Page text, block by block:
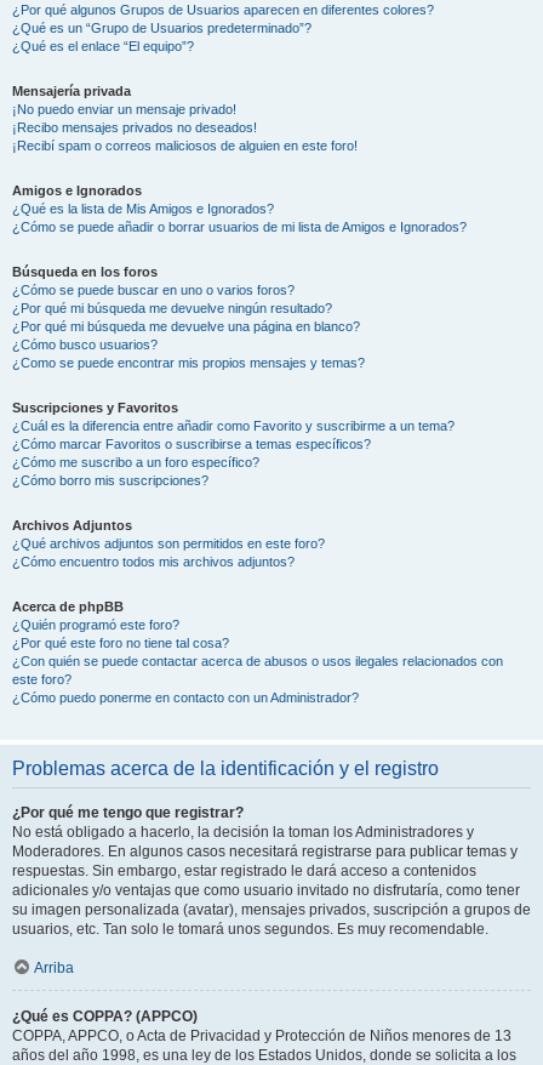
¿Por qué algunos Grupos de Usuarios aparecen en diferentes colores?
¿Qué es un “Grupo de Usuarios predeterminado”?
¿Qué es el enlace “El equipo”?
Mensajería privada
¡No puedo enviar un mensaje privado!
¡Recibo mensajes privados no deseados!
¡Recibí spam o correos maliciosos de alguien en este foro!
Amigos e Ignorados
¿Qué es la lista de Mis Amigos e Ignorados?
¿Cómo se puede añadir o borrar usuarios de mi lista de Amigos e Ignorados?
Búsqueda en los foros
¿Cómo se puede buscar en uno o varios foros?
¿Por qué mi búsqueda me devuelve ningún resultado?
¿Por qué mi búsqueda me devuelve una página en blanco?
¿Cómo busco usuarios?
¿Como se puede encontrar mis propios mensajes y temas?
Suscripciones y Favoritos
¿Cuál es la diferencia entre añadir como Favorito y suscribirme a un tema?
¿Cómo marcar Favoritos o suscribirse a temas específicos?
¿Cómo me suscribo a un foro específico?
¿Cómo borro mis suscripciones?
Archivos Adjuntos
¿Qué archivos adjuntos son permitidos en este foro?
¿Cómo encuentro todos mis archivos adjuntos?
Acerca de phpBB
¿Quién programó este foro?
¿Por qué este foro no tiene tal cosa?
¿Con quién se puede contactar acerca de abusos o usos ilegales relacionados con
este foro?
¿Cómo puedo ponerme en contacto con un Administrador?
Problemas acerca de la identificación y el registro
¿Por qué me tengo que registrar?
No está obligado a hacerlo, la decisión la toman los Administradores y
Moderadores. En algunos casos necesitará registrarse para publicar temas y
respuestas. Sin embargo, estar registrado le dará acceso a contenidos
adicionales y/o ventajas que como usuario invitado no disfrutaría, como tener
su imagen personalizada (avatar), mensajes privados, suscripción a grupos de
usuarios, etc. Tan solo le tomará unos segundos. Es muy recomendable.
Arriba
¿Qué es COPPA? (APPCO)
COPPA, APPCO, o Acta de Privacidad y Protección de Niños menores de 13
años del año 1998, es una ley de los Estados Unidos, donde se solicita a los